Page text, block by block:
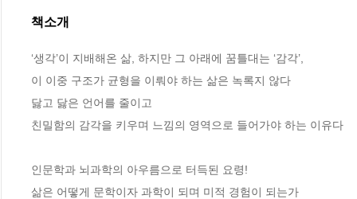
책소개
‘생각’이 지배해온 삶, 하지만 그 아래에 꿈틀대는 ‘감각’,
이 이중 구조가 균형을 이뤄야 하는 삶은 녹록지 않다
닳고 닳은 언어를 줄이고
친밀함의 감각을 키우며 느낌의 영역으로 들어가야 하는 이유다
인문학과 뇌과학의 아우름으로 터득된 요령!
삶은 어떻게 문학이자 과학이 되며 미적 경험이 되는가